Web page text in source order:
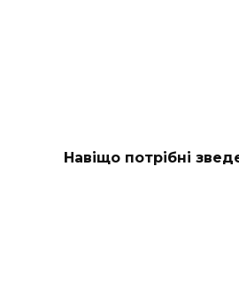
Навіщо потрібні